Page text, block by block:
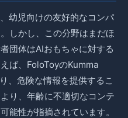
幼児向けの友好的なコンパ
しかし、この分野はまだほ
団体はAIおもちゃに対する
ば、FoloToyのKumma
、危険な情報を提供するこ
り、年齢に不適切なコンテ
能性が指摘されています。